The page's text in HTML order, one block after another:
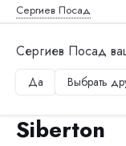
Сергиев Посад
Сергиев Посад
Да Выбрать
Главная
Siberton